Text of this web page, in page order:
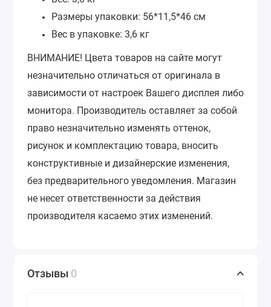
Размеры упаковки: 56*11,5*46 см
Вес в упаковке: 3,6 кг
ВНИМАНИЕ! Цвета товаров на сайте могут
незначительно отличаться от оригинала в
зависимости от настроек Вашего дисплея либо
монитора. Производитель оставляет за собой
право незначительно изменять оттенок,
рисунок и комплектацию товара, вносить
конструктивные и дизайнерские изменения,
без предварительного уведомления. Магазин
не несет ответственности за действия
производителя касаемо этих изменений.
Отзывы 0